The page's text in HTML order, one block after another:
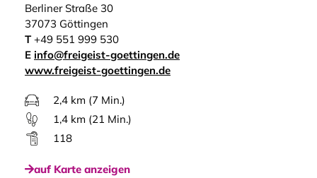
Berliner Straße 30
37073 Göttingen
T+49 551 999 530
E info@freigeist-goettingen.de
www.freigeist-goettingen.de
2,4 km (7 Min.)
1,4 km (21 Min.)
118
auf Karte anzeigen